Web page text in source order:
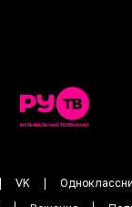
VK